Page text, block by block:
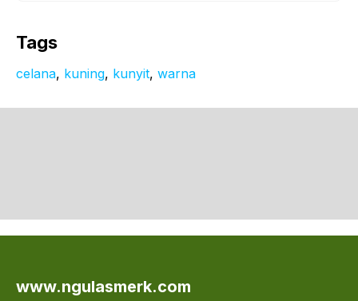
Tags
celana, kuning, kunyit, warna
www.ngulasmerk.com